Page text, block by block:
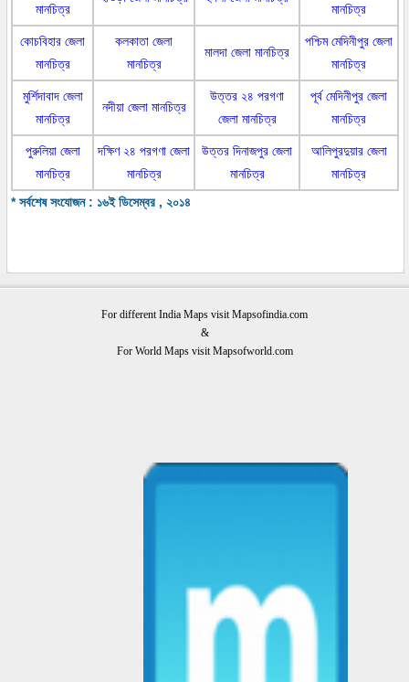
মানচিত্র
মানচিত্র
কোচবিহার জেলা
মানচিত্র
কলকাতা জেলা
মানচিত্র
মালদা জেলা মানচিত্র
পশ্চিম মেদিনীপুর জেলা
মানচিত্র
মুর্শিদাবাদ জেলা
মানচিত্র
নদীয়া জেলা মানচিত্র
উত্তর ২৪ পরগণা
জেলা মানচিত্র
পূর্ব মেদিনীপুর জেলা
মানচিত্র
পুরুলিয়া জেলা
মানচিত্র
দক্ষিণ ২৪ পরগণা জেলা
মানচিত্র
উত্তর দিনাজপুর জেলা
মানচিত্র
আলিপুরদুয়ার জেলা
মানচিত্র
* সর্বশেষ সংযোজন : ১৬ই ডিসেম্বর , ২০১৪
For different India Maps visit Mapsofindia.com
&
For World Maps visit Mapsofworld.com